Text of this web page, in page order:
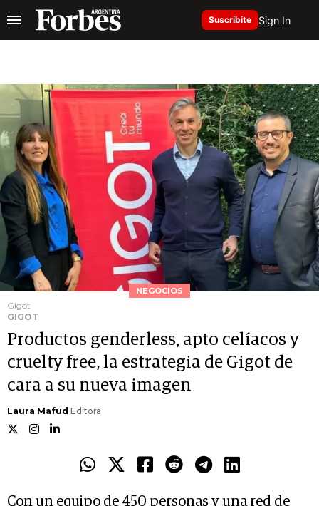
Suscribite Sign In
NEGOCIOS
Gigot
GIGOT
Productos genderless, apto celíacos y
cruelty free, la estrategia de Gigot de
cara a su nueva imagen
Laura Mafud Editora
Con un equipo de 450 personas y una red de